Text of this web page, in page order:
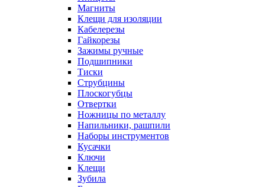
Магниты
Клещи для изоляции
Кабелерезы
Гайкорезы
Зажимы ручные
Подшипники
Тиски
Струбцины
Плоскогубцы
Отвертки
Ножницы по металлу
Напильники, рашпили
Наборы инструментов
Кусачки
Ключи
Клещи
Зубила